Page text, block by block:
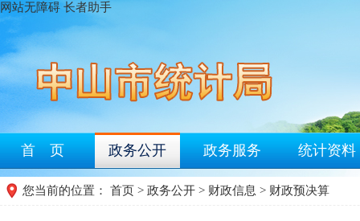
网站无障碍 长者助手
首 页 政务公开 政务服务 统计资料
您当前的位置： 首页 > 政务公开 > 财政信息 > 财政预决算